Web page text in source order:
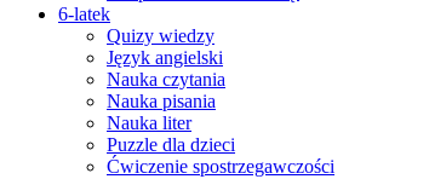
6-latek
Quizy wiedzy
Język angielski
Nauka czytania
Nauka pisania
Nauka liter
Puzzle dla dzieci
Ćwiczenie spostrzegawczości